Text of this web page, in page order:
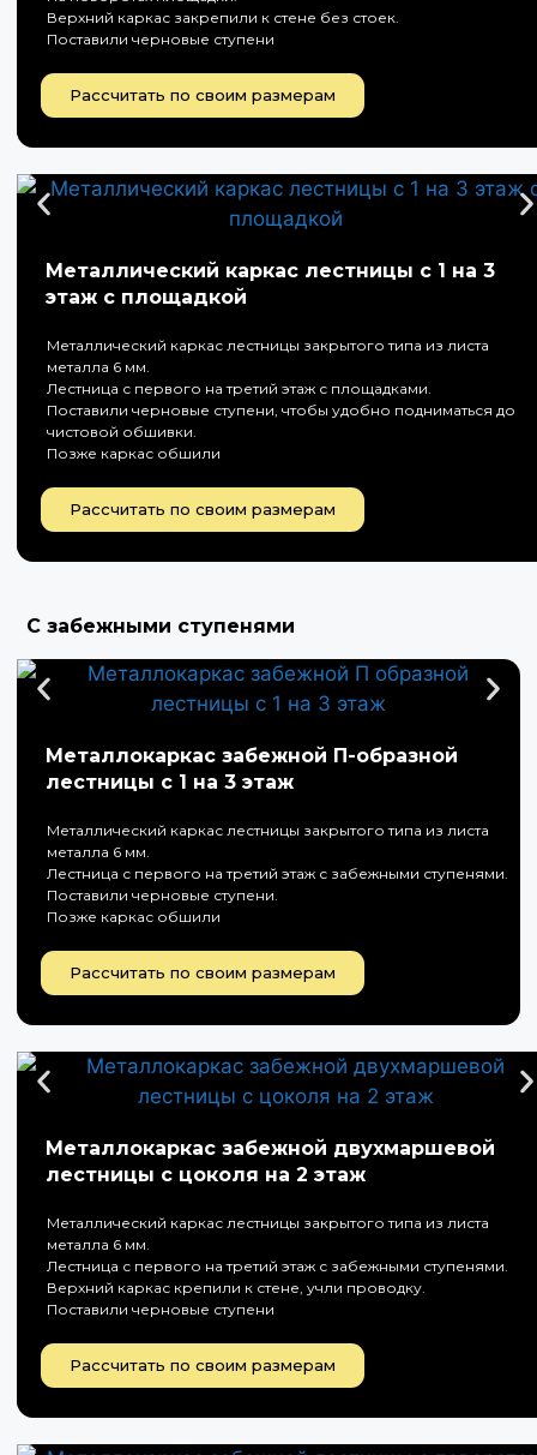
Верхний каркас закрепили к стене без стоек.
Поставили черновые ступени
Рассчитать по своим размерам
Металлический каркас лестницы с 1 на 3
этаж с площадкой
Металлический каркас лестницы закрытого типа из листа
металла 6 мм.
Лестница с первого на третий этаж с площадками.
Поставили черновые ступени, чтобы удобно подниматься до
чистовой обшивки.
Позже каркас обшили
Рассчитать по своим размерам
С забежными ступенями
Металлокаркас забежной П-образной
лестницы с 1 на 3 этаж
Металлический каркас лестницы закрытого типа из листа
металла 6 мм.
Лестница с первого на третий этаж с забежными ступенями.
Поставили черновые ступени.
Позже каркас обшили
Рассчитать по своим размерам
Металлокаркас забежной двухмаршевой
лестницы с цоколя на 2 этаж
Металлический каркас лестницы закрытого типа из листа
металла 6 мм.
Лестница с первого на третий этаж с забежными ступенями.
Верхний каркас крепили к стене, учли проводку.
Поставили черновые ступени
Рассчитать по своим размерам